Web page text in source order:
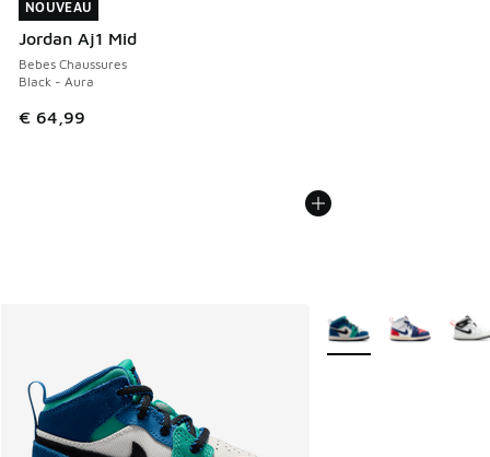
NOUVEAU
Jordan Aj1 Mid
Bebes Chaussures
Black - Aura
€ 64,99
NOUVEAU
Plus de couleurs